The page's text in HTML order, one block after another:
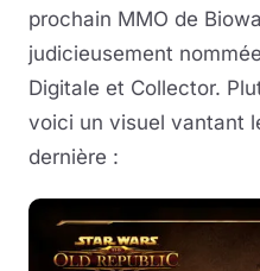
prochain MMO de
judicieusement
Digitale et Collector.
voici un visuel vantant
dernière :